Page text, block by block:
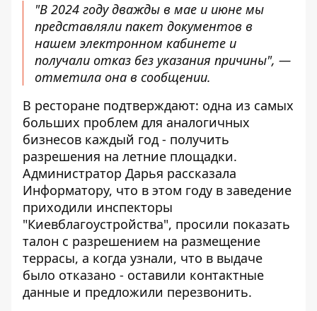
"В 2024 году дважды в мае и июне мы
представляли пакет документов в
нашем электронном кабинете и
получали отказ без указания причины", —
отметила она в сообщении.
В ресторане подтверждают: одна из самых
больших проблем для аналогичных
бизнесов каждый год - получить
разрешения на летние площадки.
Администратор Дарья рассказала
Информатору, что в этом году в заведение
приходили инспекторы
"Киевблагоустройства", просили показать
талон с разрешением на размещение
террасы, а когда узнали, что в выдаче
было отказано - оставили контактные
данные и предложили перезвонить.